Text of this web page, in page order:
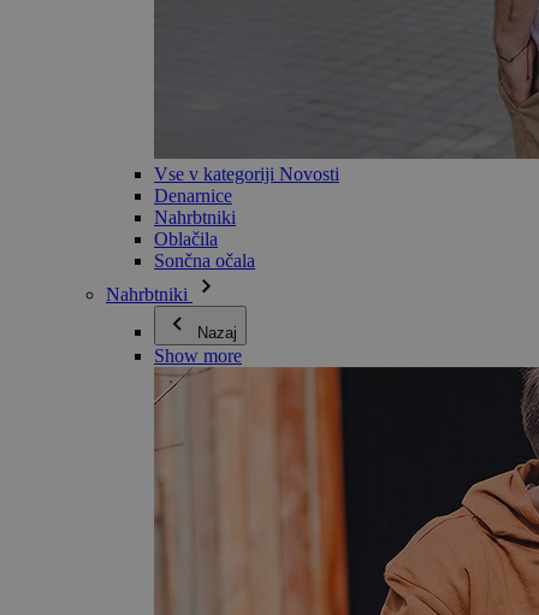
Vse v kategoriji Novosti
Denarnice
Nahrbtniki
Oblačila
Sončna očala
Nahrbtniki
Nazaj
Show more